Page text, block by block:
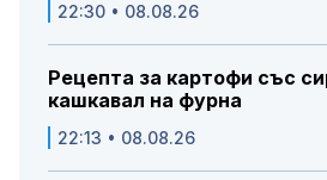
22:30 • 08.08.26
Рецепта за картофи със
кашкавал на фурна
22:13 • 08.08.26